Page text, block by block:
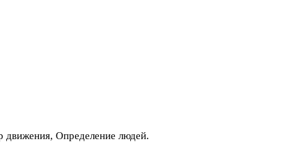
движения, Определение людей.